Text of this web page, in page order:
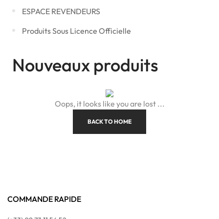
ESPACE REVENDEURS
Produits Sous Licence Officielle
Nouveaux produits
Oops, it looks like you are lost ...
BACK TO HOME
COMMANDE RAPIDE